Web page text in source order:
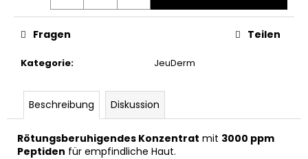
Kategorie: JeuDerm
Fragen Teilen
Beschreibung Diskussion
Rötungsberuhigendes Konzentrat mit 3000 ppm
Peptiden für empfindliche Haut.
e
n
REJUSOME
BOOST
SERUM
€103,59